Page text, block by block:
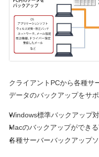
クライアントPCから各種サ
データのバックアップをサポ
Windows標準バックアップ
Macのバックアップができ
各種サーバーバックアップ